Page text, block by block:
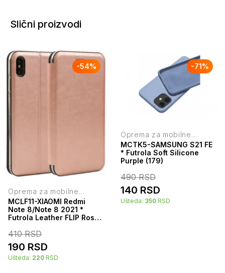
Slični proizvodi
-54%
Oprema za mobilne
telefone
MCLF11-XIAOMI Redmi
Note 8/Note 8 2021 *
Futrola Leather FLIP Rose
410RSD
190 RSD
Ušteda: 220 RSD
-71%
Oprema za mobilne
telefone
MCTK5-SAMSUNG S21 FE
* Futrola Soft Silicone
Purple (179)
490RSD
140 RSD
Ušteda: 350 RSD